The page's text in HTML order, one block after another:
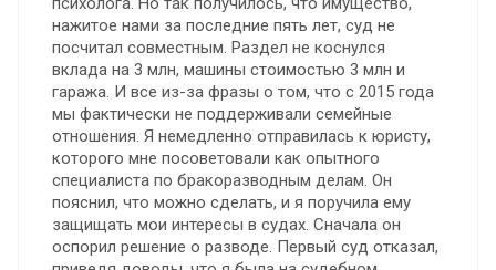
нажитое нами за последние пять лет, суд не
посчитал совместным. Раздел не коснулся
вклада на 3 млн, машины стоимостью 3 млн и
гаража. И все из-за фразы о том, что с 2015 года
мы фактически не поддерживали семейные
отношения. Я немедленно отправилась к юристу,
которого мне посоветовали как опытного
специалиста по бракоразводным делам. Он
пояснил, что можно сделать, и я поручила ему
защищать мои интересы в судах. Сначала он
оспорил решение о разводе. Первый суд отказал,